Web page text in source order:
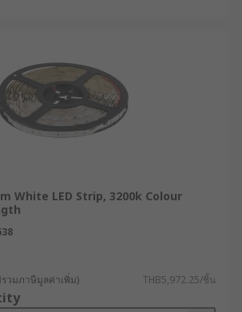
White LED Strip, 3200k Colour
รวมภาษีมูลค่าเพิ่ม) THB5,972.25/ชิ้น